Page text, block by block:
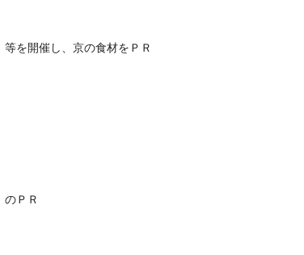
を開催し、京の食材をＰＲ
のＰＲ